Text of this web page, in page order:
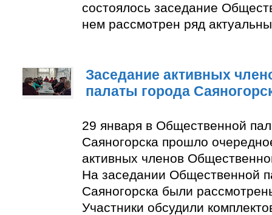
состоялось заседание
нем рассмотрен ряд
Заседание активных
палаты города
29 января в Общественной
Саяногорска прошло
активных членов
На заседании Общественной
Саяногорска были
Участники обсудили